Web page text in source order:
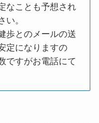
なことも予想され
い。
歩とのメールの送
定になりますの
ですがお電話にて